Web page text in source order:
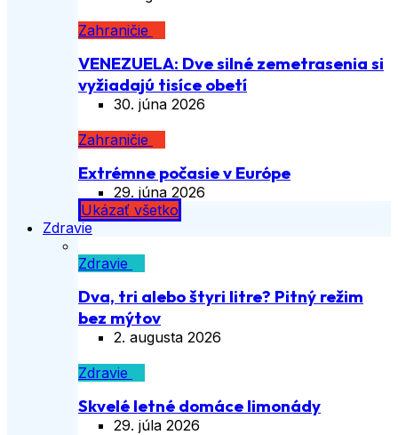
Zahraničie
VENEZUELA: Dve silné zemetrasenia si
vyžiadajú tisíce obetí
30. júna 2026
Zahraničie
Extrémne počasie v Európe
29. júna 2026
Ukázať všetko
Zdravie
Zdravie
Dva, tri alebo štyri litre? Pitný režim
bez mýtov
2. augusta 2026
Zdravie
Skvelé letné domáce limonády
29. júla 2026